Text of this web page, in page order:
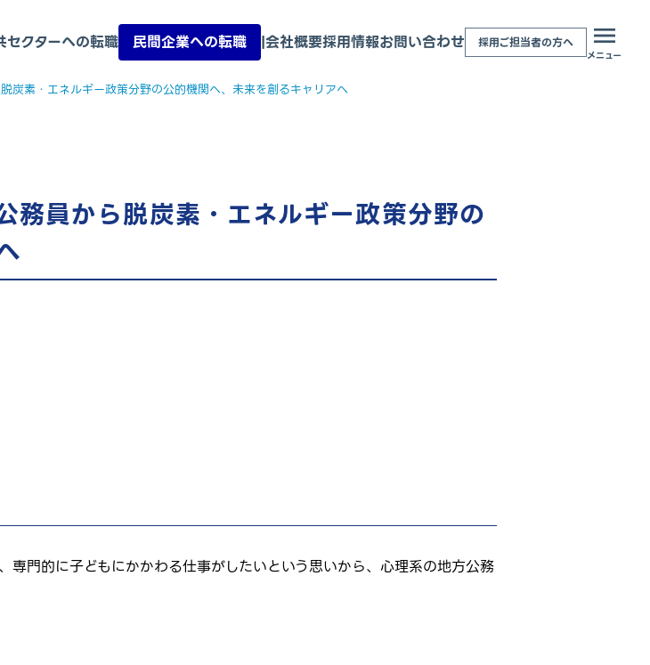
セクターへの転職 民間企業への転職 |会社概要採用情報お問い合わせ 採用ご担当者の方へ
メニュー
炭素・エネルギー政策分野の公的機関へ、未来を創るキャリアへ
務員から脱炭素・エネルギー政策分野の
専門的に子どもにかかわる仕事がしたいという思いから、心理系の地方公務